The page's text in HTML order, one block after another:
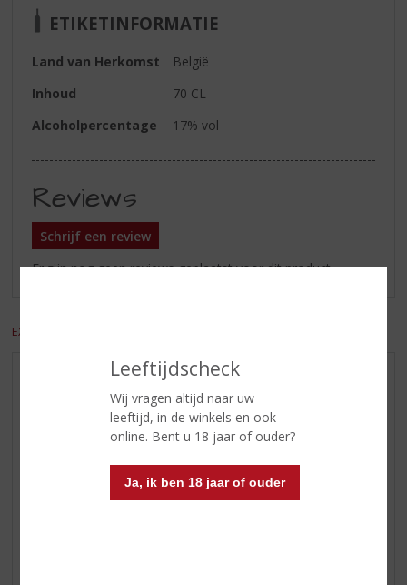
Leeftijdscheck
Wij vragen altijd naar uw
leeftijd, in de winkels en ook
online. Bent u 18 jaar of ouder?
Ja, ik ben 18 jaar of ouder
ETIKETINFORMATIE
Land van Herkomst
België
Inhoud
70 CL
Alcoholpercentage
17% vol
Reviews
Schrijf een review
Er zijn nog geen reviews geplaatst voor dit product
EXCL. BTW
WIJN VAN DE MAAND
WHISKY VAN DE MAAND
RUM VAN DE MAAND
BIER VAN DE MAAND